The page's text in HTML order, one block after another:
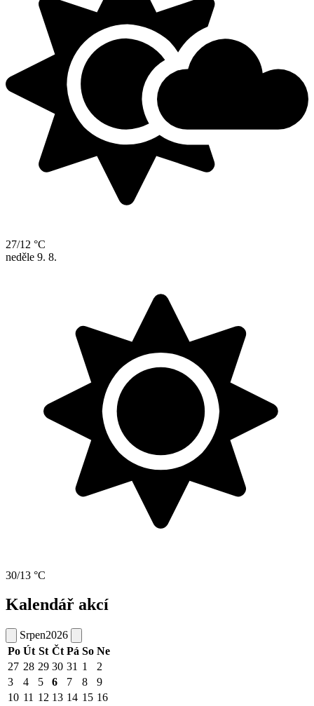
27/12 °C
neděle 9. 8.
30/13 °C
Kalendář akcí
Srpen2026
Po Út St Čt Pá So Ne
27 28 29 30 31 1
2
3
4 5 6 7 8
9
10 11 12 13 14 15 16